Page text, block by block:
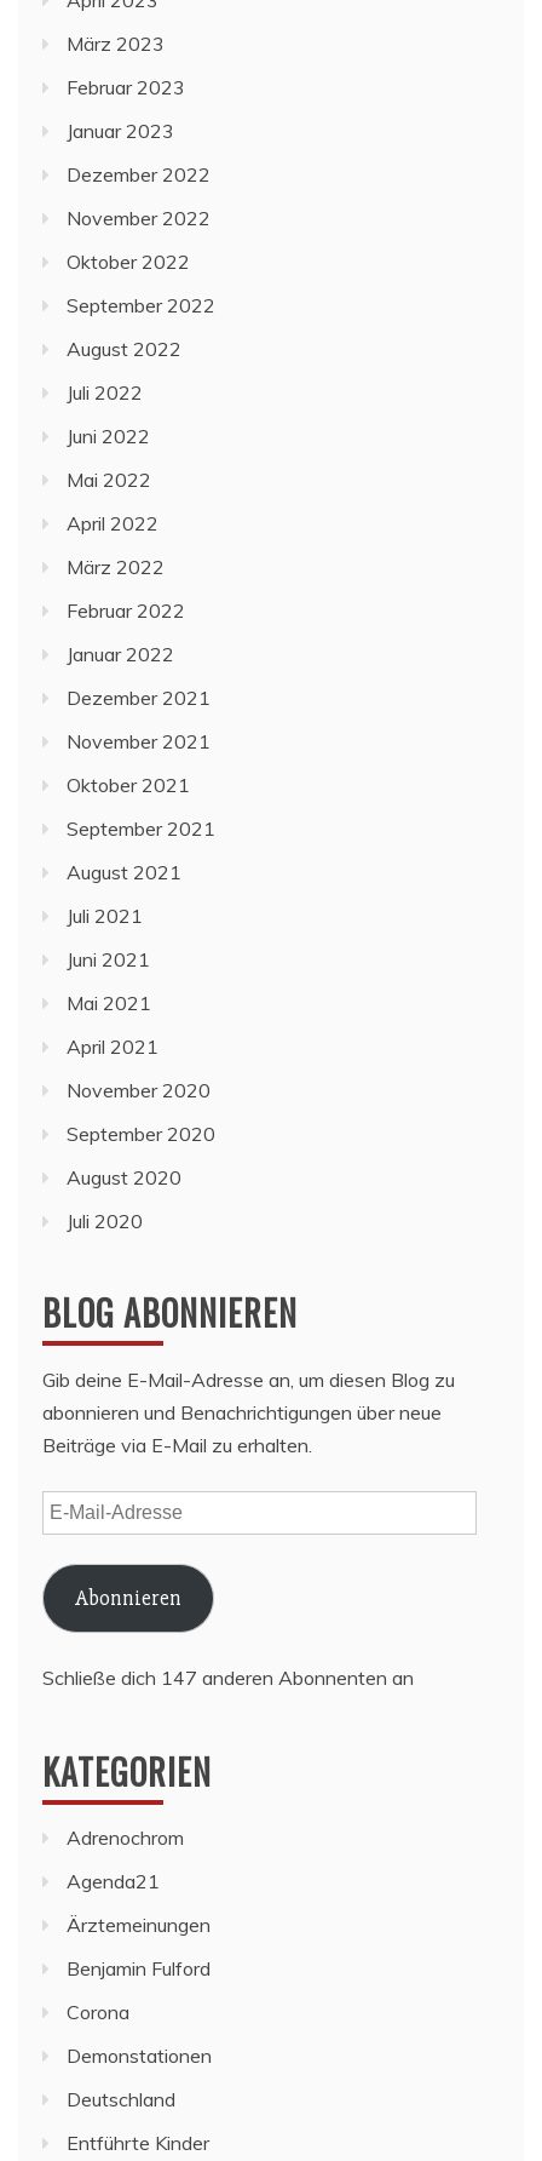
März 2023
Februar 2023
Januar 2023
Dezember 2022
November 2022
Oktober 2022
September 2022
August 2022
Juli 2022
Juni 2022
Mai 2022
April 2022
März 2022
Februar 2022
Januar 2022
Dezember 2021
November 2021
Oktober 2021
September 2021
August 2021
Juli 2021
Juni 2021
Mai 2021
April 2021
November 2020
September 2020
August 2020
Juli 2020
BLOG ABONNIEREN
Gib deine E-Mail-Adresse an, um diesen Blog zu
abonnieren und Benachrichtigungen über neue
Beiträge via E-Mail zu erhalten.
E-
Mail-
Adresse
Abonnieren
Schließe dich 147 anderen Abonnenten an
KATEGORIEN
Adrenochrom
Agenda21
Ärztemeinungen
Benjamin Fulford
Corona
Demonstationen
Deutschland
Entführte Kinder